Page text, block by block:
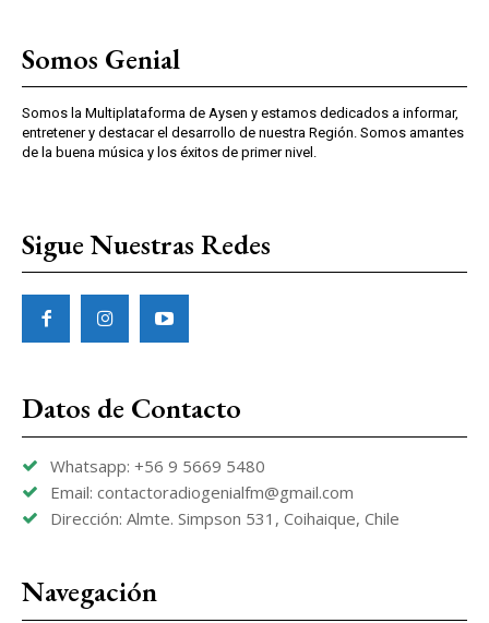
Somos Genial
Somos la Multiplataforma de Aysen y estamos dedicados a informar,
entretener y destacar el desarrollo de nuestra Región. Somos amantes
de la buena música y los éxitos de primer nivel.
Sigue Nuestras Redes
Datos de Contacto
Whatsapp: +56 9 5669 5480
Email: contactoradiogenialfm@gmail.com
Dirección: Almte. Simpson 531, Coihaique, Chile
Navegación